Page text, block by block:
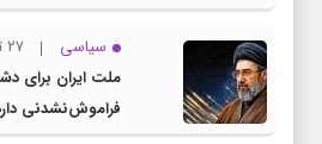
سیاسی
۲۷ تیر ۱۴۰۵
ملت ایران برای
فراموش‌نشدنی